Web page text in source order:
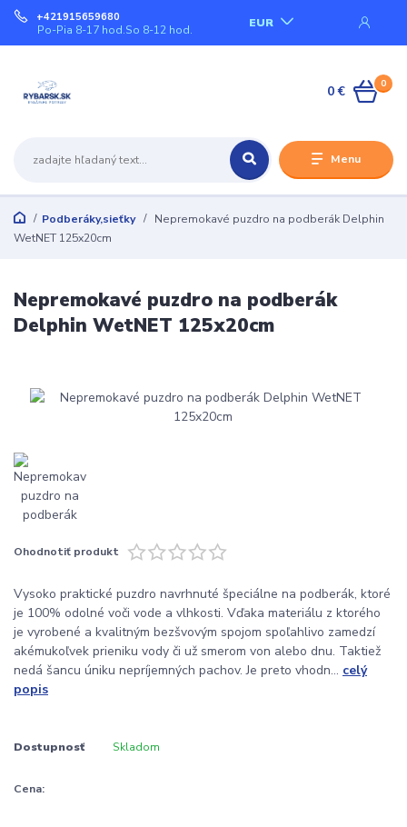
Menu
EUR
+421915659680
Po-Pia 8-17 hod.So 8-12 hod.
0
0 €
Podberáky,sieťky
Nepremokavé puzdro na podberák Delphin
WetNET 125x20cm
Nepremokavé puzdro na podberák
Delphin WetNET 125x20cm
Ohodnotiť produkt
Vysoko praktické puzdro navrhnuté špeciálne na podberák, ktoré
je 100% odolné voči vode a vlhkosti. Vďaka materiálu z ktorého
je vyrobené a kvalitným bezšvovým spojom spoľahlivo zamedzí
akémukoľvek prieniku vody či už smerom von alebo dnu. Taktiež
nedá šancu úniku nepríjemných pachov. Je preto vhodn... celý
popis
Dostupnosť Skladom
Cena: